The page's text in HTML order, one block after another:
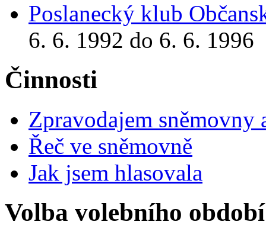
Poslanecký klub
6. 6. 1992 do 6. 6. 1996
Činnosti
Zpravodajem
Řeč ve sněmovně
Jak jsem hlasovala
Volba volebního období